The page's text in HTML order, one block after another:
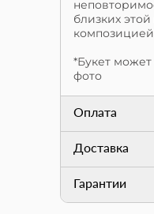
близких
*Букет может
фото
Оплата
Доставка
Гарантии